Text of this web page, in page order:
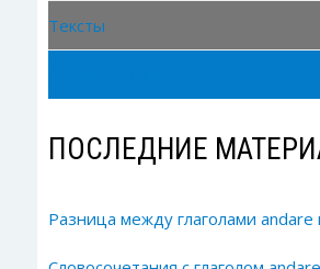
Тексты
ПОСЛЕДНИЕ
Разница между глаголами andare